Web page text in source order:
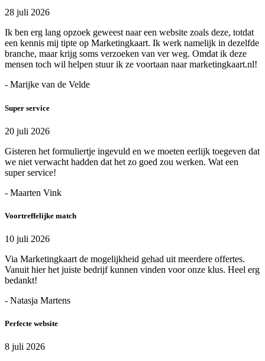
28 juli 2026
Ik ben erg lang opzoek geweest naar een website zoals deze, totdat
een kennis mij tipte op Marketingkaart. Ik werk namelijk in dezelfde
branche, maar krijg soms verzoeken van ver weg. Omdat ik deze
mensen toch wil helpen stuur ik ze voortaan naar marketingkaart.nl!
- Marijke van de Velde
Super service
20 juli 2026
Gisteren het formuliertje ingevuld en we moeten eerlijk toegeven dat
we niet verwacht hadden dat het zo goed zou werken. Wat een
super service!
- Maarten Vink
Voortreffelijke match
10 juli 2026
Via Marketingkaart de mogelijkheid gehad uit meerdere offertes.
Vanuit hier het juiste bedrijf kunnen vinden voor onze klus. Heel erg
bedankt!
- Natasja Martens
Perfecte website
8 juli 2026